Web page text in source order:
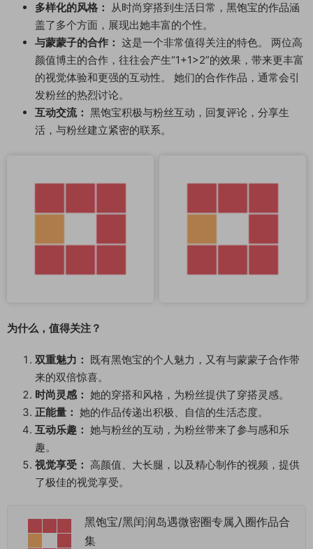
多样化的风格： 从时尚穿搭到生活日常，黑饱宝的作品涵
盖了多个方面，展现出她丰富的个性。
与蒙蒙子的合作： 这是一个非常值得关注的特色。 两位高
颜值博主的合作，往往会产生“1+1>2”的效果，带来更丰富
的视觉体验和更强的互动性。 她们的合作作品，通常会引
发粉丝的热烈讨论。
互动交流： 黑饱宝积极与粉丝互动，回复评论，分享生
活，与粉丝建立紧密的联系。
为什么，值得关注？
双重魅力： 既有黑饱宝的个人魅力，又有与蒙蒙子合作带
来的双倍惊喜。
时尚灵感： 她的穿搭和风格，为粉丝提供了穿搭灵感。
正能量： 她的作品传递出积极、自信的生活态度。
互动乐趣： 她与粉丝的互动，为粉丝带来了参与感和乐
趣。
视觉享受： 高颜值、大长腿，以及精心制作的视频，提供
了极佳的视觉享受。
黑饱宝/黑闰润岛遇微密圈专属入圈作品合
集